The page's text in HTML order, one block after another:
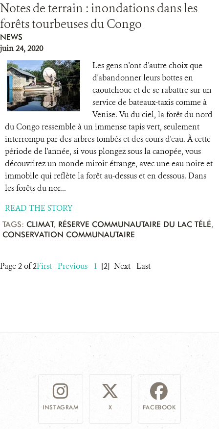
Notes de terrain : inondations dans les
forêts tourbeuses du Congo
NEWS
juin 24, 2020
Les gens n'ont d'autre choix que
d'abandonner leurs bottes en
caoutchouc et de se rabattre sur un
service de bateaux-taxis comme à
Venise. Vu du ciel, la forêt du nord
du Congo ressemble à un immense tapis vert, seulement
interrompu par des arbres tombés et des cours d'eau. À cette
période de l'année, si vous plongez sous la canopée, vous
découvrirez un monde miroir étrange, avec une eau noire et
immobile qui reflète la forêt au-dessus et en dessous. Dans
les forêts du nor...
READ THE STORY
TAGS: CLIMAT, RÉSERVE COMMUNAUTAIRE DU LAC TÉLÉ,
CONSERVATION COMMUNAUTAIRE
Page 2 of 2First Previous 1 [2] Next Last
INSTAGRAM X FACEBOOK